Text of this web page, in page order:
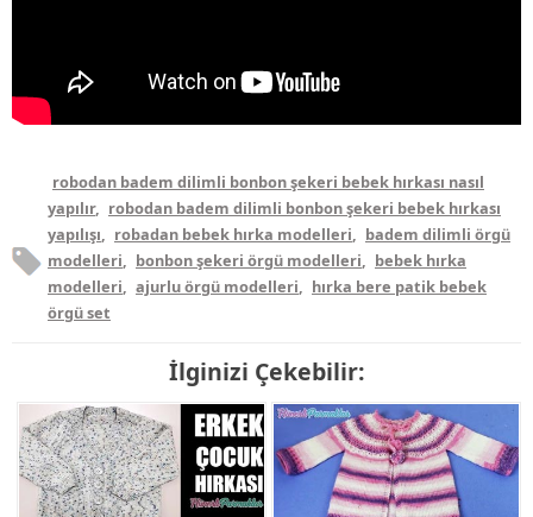
robodan badem dilimli bonbon şekeri bebek hırkası nasıl
yapılır, robodan badem dilimli bonbon şekeri bebek hırkası
yapılışı, robadan bebek hırka modelleri, badem dilimli örgü
modelleri, bonbon şekeri örgü modelleri, bebek hırka
modelleri, ajurlu örgü modelleri, hırka bere patik bebek
örgü set
İlginizi Çekebilir: